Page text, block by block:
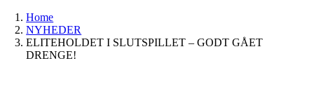
Home
NYHEDER
ELITEHOLDET I SLUTSPILLET – GODT GÅET
DRENGE!